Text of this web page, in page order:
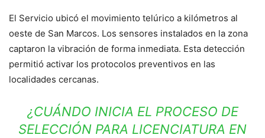
El Servicio ubicó el movimiento telúrico a kilómetros al
oeste de San Marcos. Los sensores instalados en la zona
captaron la vibración de forma inmediata. Esta detección
permitió activar los protocolos preventivos en las
localidades cercanas.
¿CUÁNDO INICIA EL PROCESO DE
SELECCIÓN PARA LICENCIATURA EN